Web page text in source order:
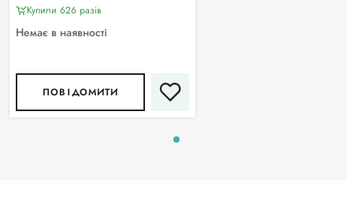
Купили 626 разiв
Немає в наявності
ПОВІДОМИТИ